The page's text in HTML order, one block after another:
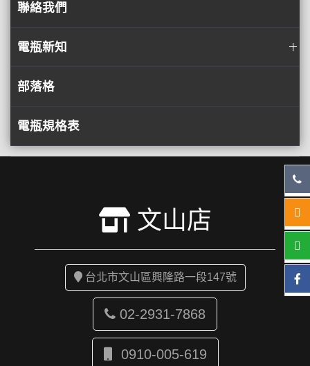
聯絡我們
電瓶新知
部落格
電瓶規格表
文山店
台北市文山區興隆路一段147號
02-2931-7868
0910-005-619